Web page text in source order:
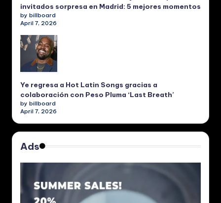
invitados sorpresa en Madrid: 5 mejores momentos
by billboard
April 7, 2026
Ye regresa a Hot Latin Songs gracias a
colaboración con Peso Pluma ‘Last Breath’
by billboard
April 7, 2026
Ads